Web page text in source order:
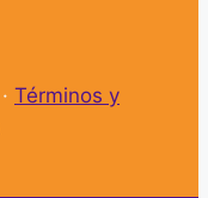
· Términos y